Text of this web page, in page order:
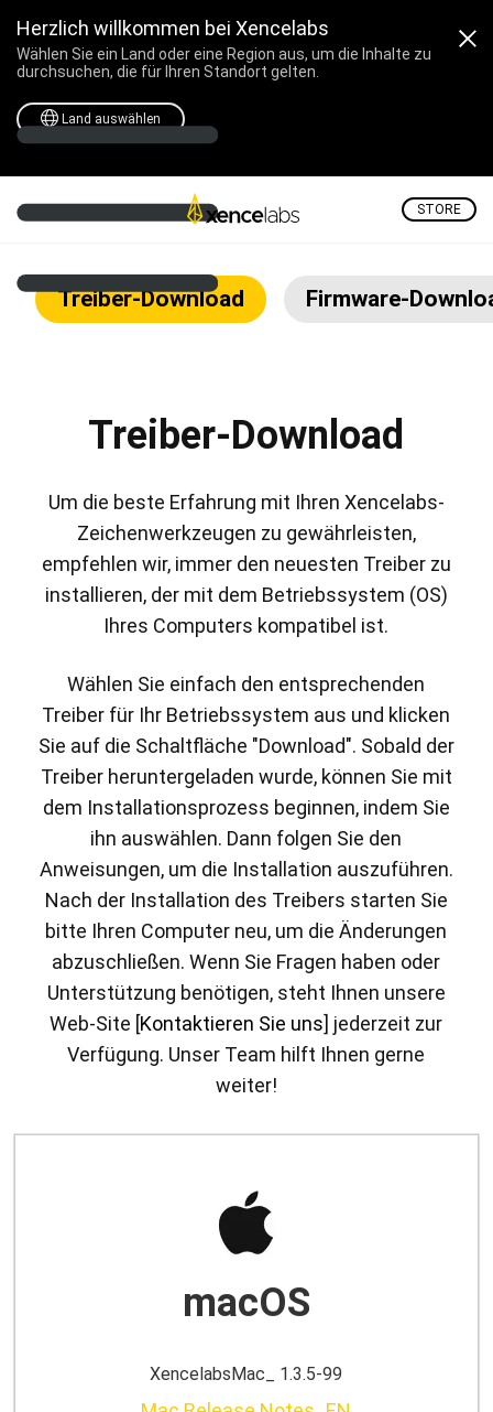
Herzlich willkommen bei Xencelabs
Wählen Sie ein Land oder eine Region aus, um die Inhalte zu
durchsuchen, die für Ihren Standort gelten.
Land auswählen
STORE
Offizielle Xencelabs-
Treiber-Download Firmware-
Treiber-Download
Um die beste Erfahrung mit Ihren Xencelabs-
Zeichenwerkzeugen zu gewährleisten,
empfehlen wir, immer den neuesten Treiber zu
installieren, der mit dem Betriebssystem (OS)
Ihres Computers kompatibel ist.
Wählen Sie einfach den entsprechenden
Treiber für Ihr Betriebssystem aus und klicken
Sie auf die Schaltfläche "Download". Sobald der
Treiber heruntergeladen wurde, können Sie mit
dem Installationsprozess beginnen, indem Sie
ihn auswählen. Dann folgen Sie den
Anweisungen, um die Installation auszuführen.
Nach der Installation des Treibers starten Sie
bitte Ihren Computer neu, um die Änderungen
abzuschließen. Wenn Sie Fragen haben oder
Unterstützung benötigen, steht Ihnen unsere
Web-Site [Kontaktieren Sie uns] jederzeit zur
Verfügung. Unser Team hilft Ihnen gerne
weiter!
macOS
XencelabsMac_ 1.3.5-99